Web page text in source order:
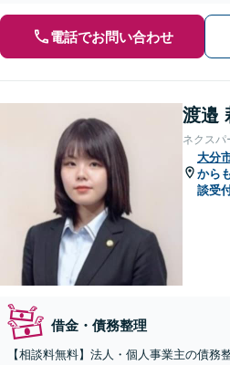
電話でお問い合わせ
渡邉
ネクスパ
大分
から
談受
借金・債務整理
【相談料無料】法人・個人事業主の債務